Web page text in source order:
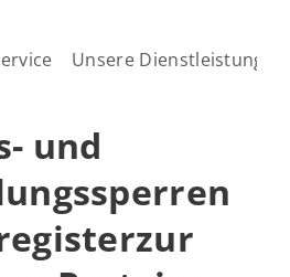
Unsere Dienstleistungen
und